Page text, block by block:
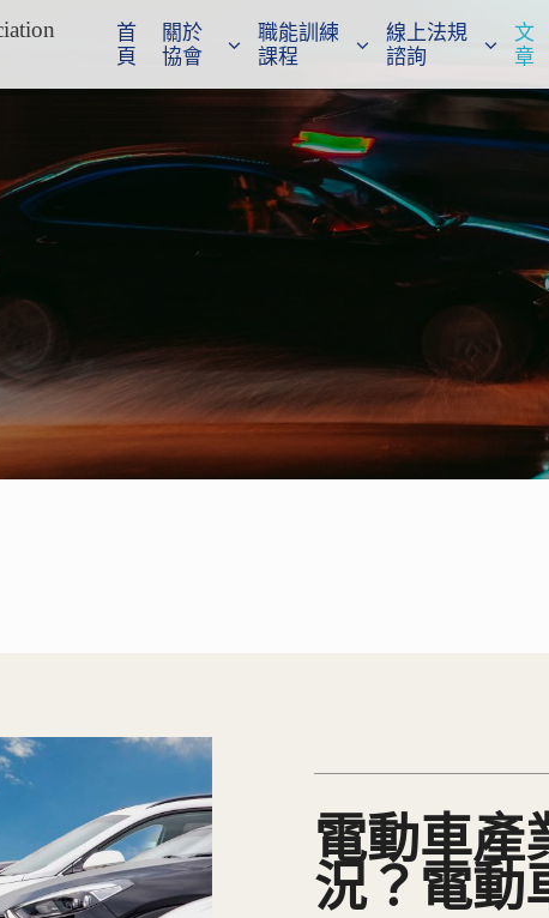
首
頁
關於
協會
職能訓練
課程
線上法規
諮詢
文
章
電動車產
況？電動